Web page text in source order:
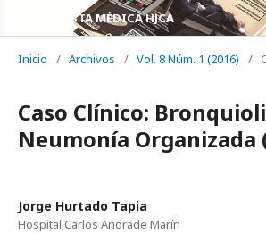
REVISTA MÉDICA HJCA
Inicio / Archivos / Vol. 8 Núm. 1 (2016) /
Caso Clínico:
Neumonía Organizada
Jorge Hurtado Tapia
Hospital Carlos Andrade Marín